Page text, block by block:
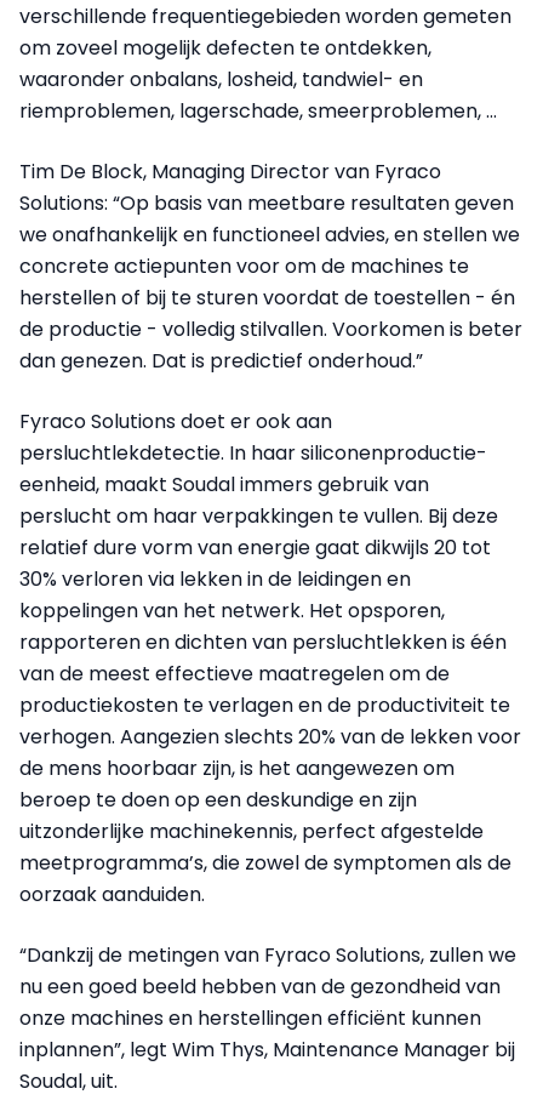
verschillende frequentiegebieden worden gemeten
om zoveel mogelijk defecten te ontdekken,
waaronder onbalans, losheid, tandwiel- en
riemproblemen, lagerschade, smeerproblemen, …
Tim De Block, Managing Director van Fyraco
Solutions: “Op basis van meetbare resultaten geven
we onafhankelijk en functioneel advies, en stellen we
concrete actiepunten voor om de machines te
herstellen of bij te sturen voordat de toestellen - én
de productie - volledig stilvallen. Voorkomen is beter
dan genezen. Dat is predictief onderhoud.”
Fyraco Solutions doet er ook aan
persluchtlekdetectie. In haar siliconenproductie-
eenheid, maakt Soudal immers gebruik van
perslucht om haar verpakkingen te vullen. Bij deze
relatief dure vorm van energie gaat dikwijls 20 tot
30% verloren via lekken in de leidingen en
koppelingen van het netwerk. Het opsporen,
rapporteren en dichten van persluchtlekken is één
van de meest effectieve maatregelen om de
productiekosten te verlagen en de productiviteit te
verhogen. Aangezien slechts 20% van de lekken voor
de mens hoorbaar zijn, is het aangewezen om
beroep te doen op een deskundige en zijn
uitzonderlijke machinekennis, perfect afgestelde
meetprogramma’s, die zowel de symptomen als de
oorzaak aanduiden.
“Dankzij de metingen van Fyraco Solutions, zullen we
nu een goed beeld hebben van de gezondheid van
onze machines en herstellingen efficiënt kunnen
inplannen”, legt Wim Thys, Maintenance Manager bij
Soudal, uit.